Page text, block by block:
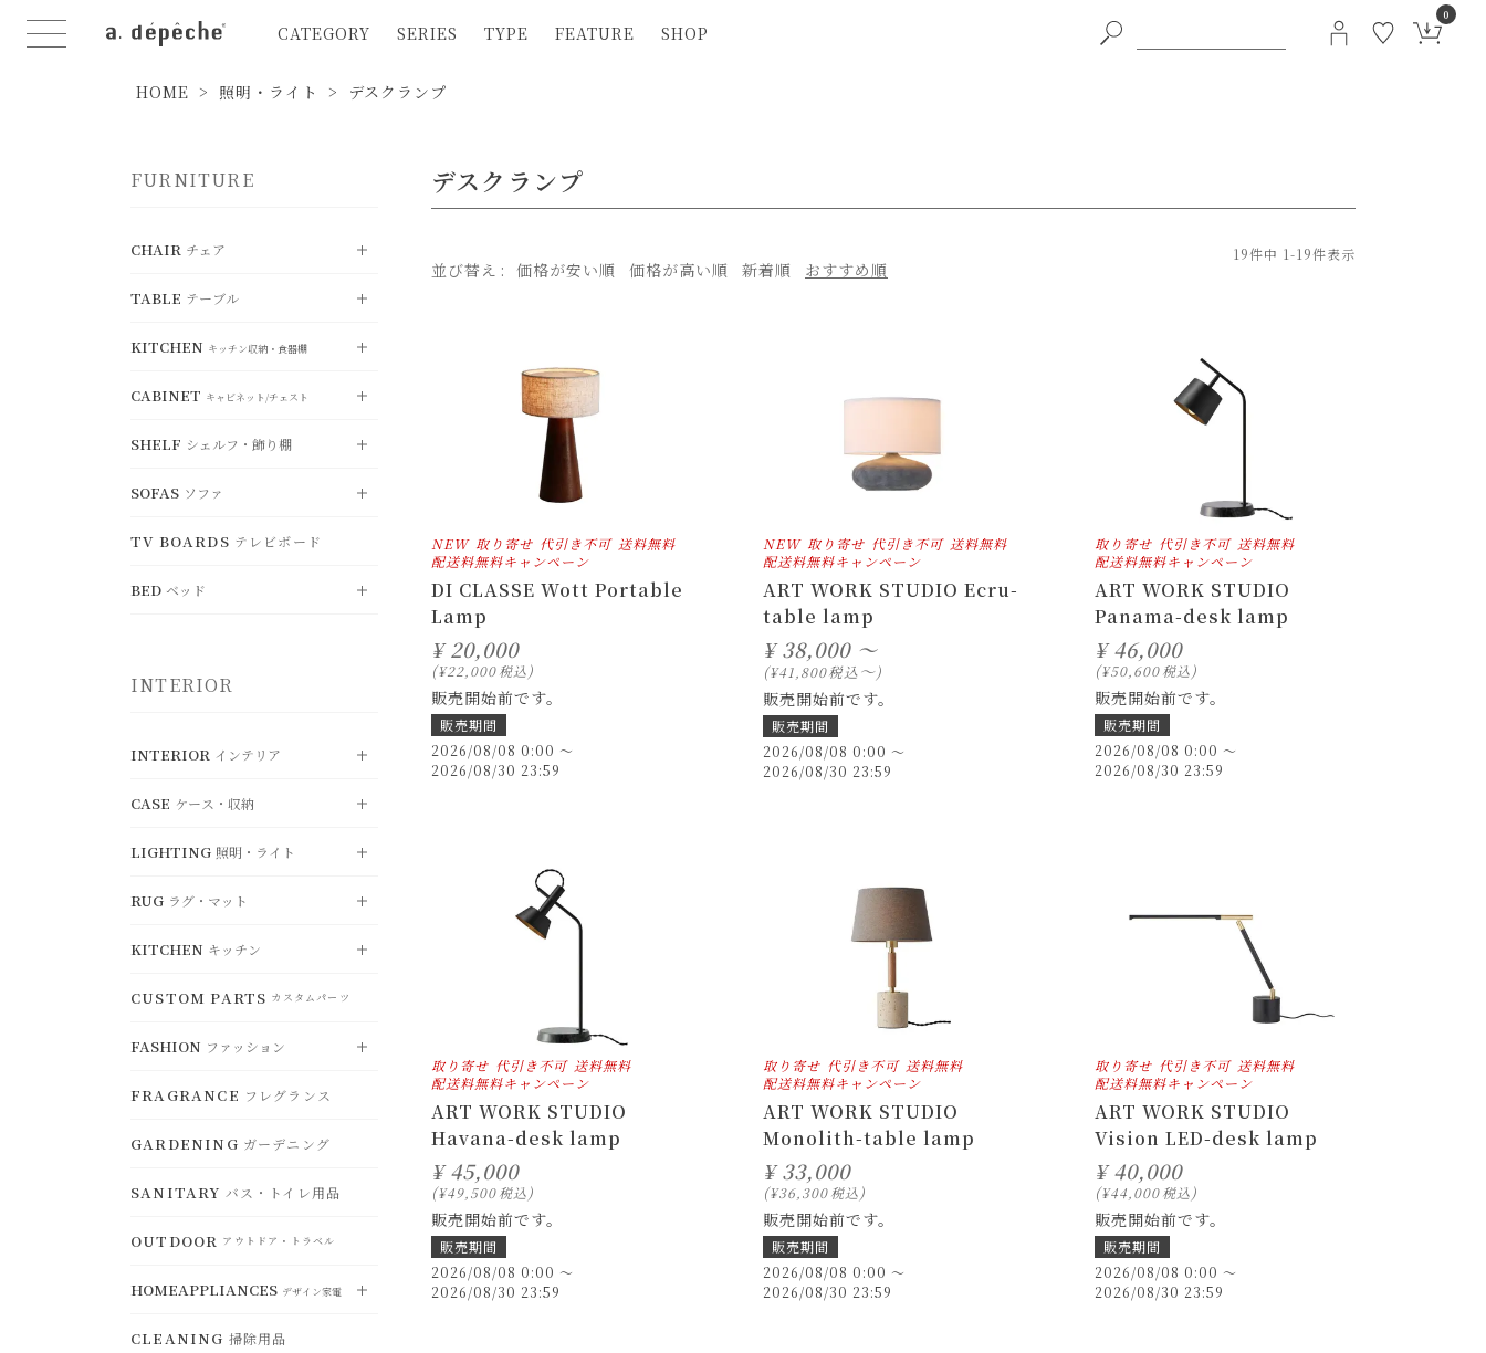
CATEGORY SERIES TYPE FEATURE SHOP
0
HOME 照明・ライト デスクランプ
FURNITURE
CHAIR チェア
VIEW ALL すべて見る
DINING CHAIR ダイニングチェア
STOOL スツール
COUNTER CHAIR カウンターチェア
FOLDING CHAIR 折り畳みチェア
BENCH ベンチ
OFFICE CHAIR
CHAIR OTTOMAN
TABLE テーブル
VIEW ALL すべて見る
DINING TABLE ダイニングテーブル
LIVING TABLE リビングテーブル
SIDE TABLE
DESK デスク
FOLDING TABLE 折り畳みテーブル
KITCHEN キッチン収納・食器棚
VIEW ALL すべて見る
KITCHEN BOARD キッチンボード
COUNTER BOARD
カウンターボー
CABINET キャビネット/チェスト
VIEW ALL すべて見る
CABINET キャビネット
CHEST チェスト
WARDROBE
SHELF シェルフ・飾り棚
VIEW ALL
SHELF シェルフ
BOXSHELF
UMBRELLASTAND
SOFAS ソファ
VIEW ALL すべて見る
SINGLE SOFA
TRIPLE SOFA
TV BOARDS テレビボード
BED ベッド
SINGLE BED
INTERIOR
INTERIOR インテリア
VIEW ALL すべて見る
CUSHION クッション・カバー
MIRROR ミラー
OBJET ディスプレイ・オブジェ
CLOCK 時計
CHRISTMAS クリスマスグッズ
OTHER その他
CASE ケース・収納
VIEW ALL すべて見る
STORAGE 収納ボックス
BASKET バスケット
DUST BOX ゴミ箱
STORAGE アクセサリー収納
CONTAINERS 小物入れ・トレー
HANGER ハンガー
LIGHTING 照明・ライト
VIEW ALL すべて見る
PENDANT LIGHT
ペンダントライ
RUG ラグ・マット
VIEW ALL すべて見る
RUG ラグ
MAT 玄関マット
CHAIR PAD チェアパッド
KITCHEN キッチン
VIEW ALL すべて見る
TABLEWARE 食器
KITCHENWARE 鍋・調理器具
KITCHENCONTAINER ランチボッ
CUSTOM PARTS カスタムパーツ
FASHION ファッション
VIEW ALL すべて見る
ACCESSORY アクセサリー
HAT ハット
BAG バッグ
GOODS ファッション小物
STORAGE ジュエリーボックス・収納
FRAGRANCE フレグランス
GARDENING ガーデニング
SANITARY バス・トイレ用品
OUTDOOR アウトドア・トラベル
HOMEAPPLIANCES デザイン家電
VIEW ALL すべて見る
CLEANING 掃除用品
デスクランプ
並び替え 価格が安い順 価格が高い順 新着順 おすすめ順
19件中 1-19件表示
NEW 取り寄せ 代引き不可 送料無料
配送料無料キャンペーン
DI CLASSE Wott Portable
Lamp
¥ 20,000
¥22,000税込
販売開始前です。
販売期間
2026/08/08 0:00 〜
2026/08/30 23:59
NEW 取り寄せ 代引き不可 送料無料
配送料無料キャンペーン
ART WORK STUDIO Ecru-
table lamp
¥ 38,000 ～
¥41,800税込〜
販売開始前です。
販売期間
2026/08/08 0:00 〜
2026/08/30 23:59
取り寄せ 代引き不可 送料無料
配送料無料キャンペーン
ART WORK STUDIO
Panama-desk lamp
¥ 46,000
¥50,600税込
販売開始前です。
販売期間
2026/08/08 0:00 〜
2026/08/30 23:59
取り寄せ 代引き不可 送料無料
配送料無料キャンペーン
ART WORK STUDIO
Havana-desk lamp
¥ 45,000
¥49,500税込
販売開始前です。
販売期間
2026/08/08 0:00 〜
2026/08/30 23:59
取り寄せ 代引き不可 送料無料
配送料無料キャンペーン
ART WORK STUDIO
Monolith-table lamp
¥ 33,000
¥36,300税込
販売開始前です。
販売期間
2026/08/08 0:00 〜
2026/08/30 23:59
取り寄せ 代引き不可 送料無料
配送料無料キャンペーン
ART WORK STUDIO
Vision LED-desk lamp
¥ 40,000
¥44,000税込
販売開始前です。
販売期間
2026/08/08 0:00 〜
2026/08/30 23:59